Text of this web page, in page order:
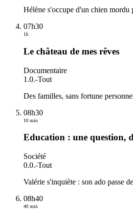
Hélène s'occupe d'un chien mordu
07h30
1h
Le château de mes rêves
Documentaire
1.0.-Tout
Des familles, sans fortune
08h30
10 min
Education : une question,
Société
0.0.-Tout
Valérie s'inquiète : son ado passe
08h40
40 min